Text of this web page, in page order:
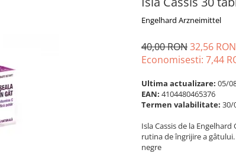
Engelhard Arzneimittel
40,00 RON32,56 RON
Economisesti: 7,44
Ultima actualizare: 05/
EAN: 4104480465376
Termen valabilitate: 30/
Isla Cassis de la
rutina de îngrijire a
negre